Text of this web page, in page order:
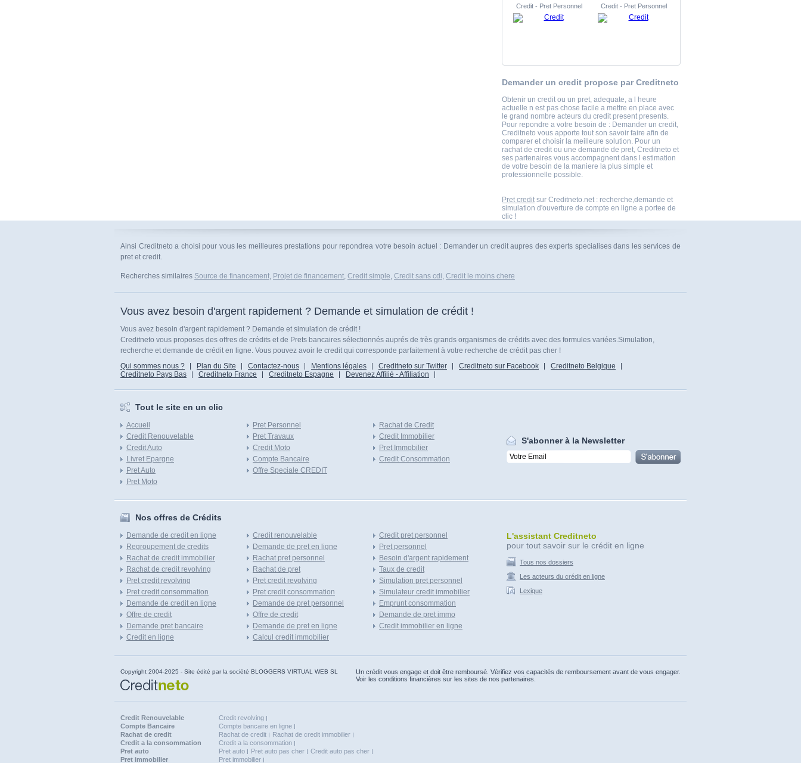
Credit - Pret Personnel Credit - Pret Personnel
Demander un credit propose par Creditneto
Obtenir un credit ou un pret, adequate, a l heure
actuelle n est pas chose facile a mettre en place avec
le grand nombre acteurs du credit present presents.
Pour repondre a votre besoin de : Demander un credit,
Creditneto vous apporte tout son savoir faire afin de
comparer et choisir la meilleure solution. Pour un
rachat de credit ou une demande de pret, Creditneto et
ses partenaires vous accompagnent dans l estimation
de votre besoin de la maniere la plus simple et
professionnelle possible.
Pret creditsur Creditneto.net : recherche,demande et
simulation d'ouverture de compte en ligne a portee de
clic !
Ainsi Creditneto a choisi pour vous les meilleures prestations pour repondrea votre besoin actuel : Demander un credit aupres des experts specialises dans les services de
pret et credit.
Recherches similaires Source de financement, Projet de financement, Credit simple, Credit sans cdi, Credit le moins chere
Vous avez besoin d'argent rapidement ? Demande et simulation de crédit !
Vous avez besoin d'argent rapidement ? Demande et simulation de crédit !
Creditneto vous proposes des offres de crédits et de Prets bancaires sélectionnés auprés de très grands organismes de crédits avec des formules variées.Simulation,
recherche et demande de crédit en ligne. Vous pouvez avoir le credit qui corresponde parfaitement à votre recherche de crédit pas cher !
Qui sommes nous ?
Plan du Site Contactez-nous Mentions légales Creditneto sur Twitter Creditneto sur Facebook
Creditneto Belgique
Creditneto Pays Bas
Creditneto France Creditneto Espagne Devenez Affilié - Affiliation
Tout le site en un clic
Accueil
Credit Renouvelable
Credit Auto
Livret Epargne
Pret Auto
Pret Moto
Pret Personnel
Pret Travaux
Credit Moto
Compte Bancaire
Offre Speciale CREDIT
Rachat de Credit
Credit Immobilier
Pret Immobilier
Credit Consommation
S'abonner à la Newsletter
Nos offres de Crédits
Demande de credit en ligne
Regroupement de credits
Rachat de credit immobilier
Rachat de credit revolving
Pret credit revolving
Pret credit consommation
Demande de credit en ligne
Offre de credit
Demande pret bancaire
Credit en ligne
Credit renouvelable
Demande de pret en ligne
Rachat pret personnel
Rachat de pret
Pret credit revolving
Pret credit consommation
Demande de pret personnel
Offre de credit
Demande de pret en ligne
Calcul credit immobilier
Credit pret personnel
Pret personnel
Besoin d'argent rapidement
Taux de credit
Simulation pret personnel
Simulateur credit immobilier
Emprunt consommation
Demande de pret immo
Credit immobilier en ligne
L'assistant Creditneto
pour tout savoir sur le crédit en ligne
Tous nos dossiers
Les acteurs du crédit en ligne
Lexique
Copyright 2004-2025 - Site édité par la société BLOGGERS VIRTUAL WEB SL
Un crédit vous engage et doit être remboursé. Vérifiez vos capacités de remboursement avant de vous engager.
Voir les conditions financières sur les sites de nos partenaires.
Credit Renouvelable
Credit revolving
Compte Bancaire
Compte bancaire en ligne
Rachat de credit
Rachat de credit
Rachat de credit immobilier
Credit a la consommation
Credit a la consommation
Pret auto
Pret auto Pret auto pas cher
Credit auto pas cher
Pret immobilier
Pret immobilier